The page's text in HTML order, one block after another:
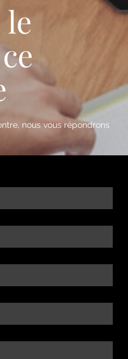
nous vous répondrons